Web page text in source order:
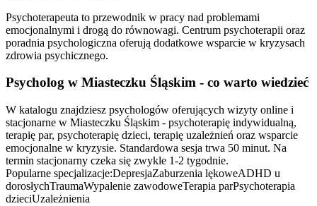
Psychoterapeuta to przewodnik w pracy nad problemami
emocjonalnymi i drogą do równowagi. Centrum psychoterapii oraz
poradnia psychologiczna oferują dodatkowe wsparcie w kryzysach
zdrowia psychicznego.
Psycholog w Miasteczku Śląskim - co warto wiedzieć
W katalogu znajdziesz psychologów oferujących wizyty online i
stacjonarne w Miasteczku Śląskim - psychoterapię indywidualną,
terapię par, psychoterapię dzieci, terapię uzależnień oraz wsparcie
emocjonalne w kryzysie. Standardowa sesja trwa 50 minut. Na
termin stacjonarny czeka się zwykle 1-2 tygodnie.
Popularne specjalizacje:DepresjaZaburzenia lękoweADHD u
dorosłychTraumaWypalenie zawodoweTerapia parPsychoterapia
dzieciUzależnienia